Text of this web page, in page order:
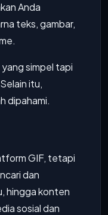
Anda
teks, gambar,
simpel tapi
itu,
dipahami.
GIF, tetapi
dan
hingga konten
sosial dan